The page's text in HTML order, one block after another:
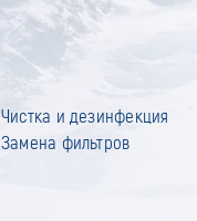
Чистка и дезинфекция
Замена фильтров